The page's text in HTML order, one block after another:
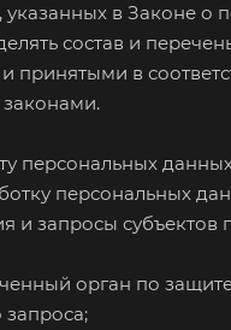
в Законе о
состав и
принятыми в
персональных
персональных
и запросы субъектов
орган по
запроса;